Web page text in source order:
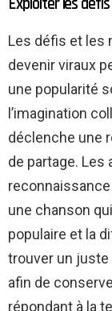
Les défis et les
devenir viraux
une popularité
l’imagination
déclenche une
de partage.
une chanson
populaire et la
trouver un juste
afin de
répondant à la